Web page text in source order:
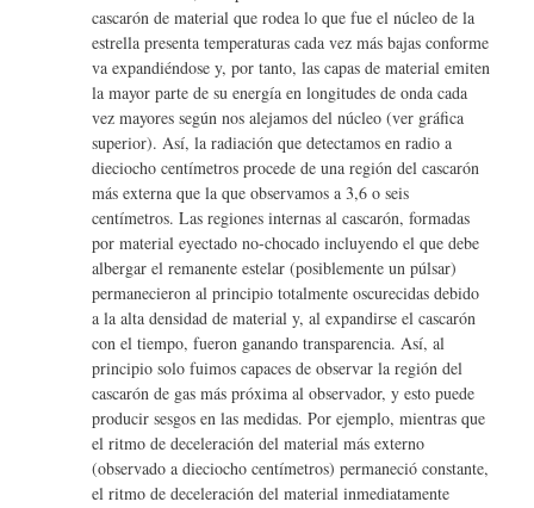
cascarón de material que rodea lo que fue el núcleo de la
estrella presenta temperaturas cada vez más bajas conforme
va expandiéndose y, por tanto, las capas de material emiten
la mayor parte de su energía en longitudes de onda cada
vez mayores según nos alejamos del núcleo (ver gráfica
superior). Así, la radiación que detectamos en radio a
dieciocho centímetros procede de una región del cascarón
más externa que la que observamos a 3,6 o seis
centímetros. Las regiones internas al cascarón, formadas
por material eyectado no-chocado incluyendo el que debe
albergar el remanente estelar (posiblemente un púlsar)
permanecieron al principio totalmente oscurecidas debido
a la alta densidad de material y, al expandirse el cascarón
con el tiempo, fueron ganando transparencia. Así, al
principio solo fuimos capaces de observar la región del
cascarón de gas más próxima al observador, y esto puede
producir sesgos en las medidas. Por ejemplo, mientras que
el ritmo de deceleración del material más externo
(observado a dieciocho centímetros) permaneció constante,
el ritmo de deceleración del material inmediatamente